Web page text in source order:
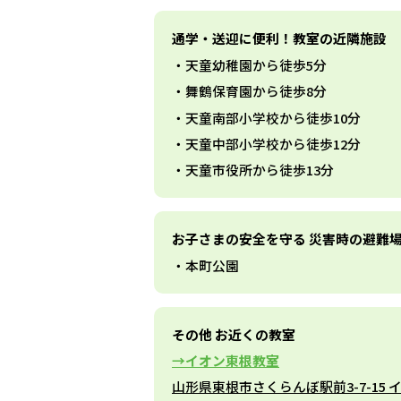
通学・送迎に便利！教室の近隣施設
天童幼稚園から徒歩5分
舞鶴保育園から徒歩8分
天童南部小学校から徒歩10分
天童中部小学校から徒歩12分
天童市役所から徒歩13分
お子さまの安全を守る 災害時の避難
本町公園
その他 お近くの教室
イオン東根教室
山形県東根市さくらんぼ駅前3-7-15